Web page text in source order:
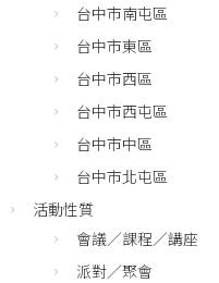
台中市南屯區
台中市東區
台中市西區
台中市西屯區
台中市中區
台中市北屯區
活動性質
會議／課程／講座
派對／聚會